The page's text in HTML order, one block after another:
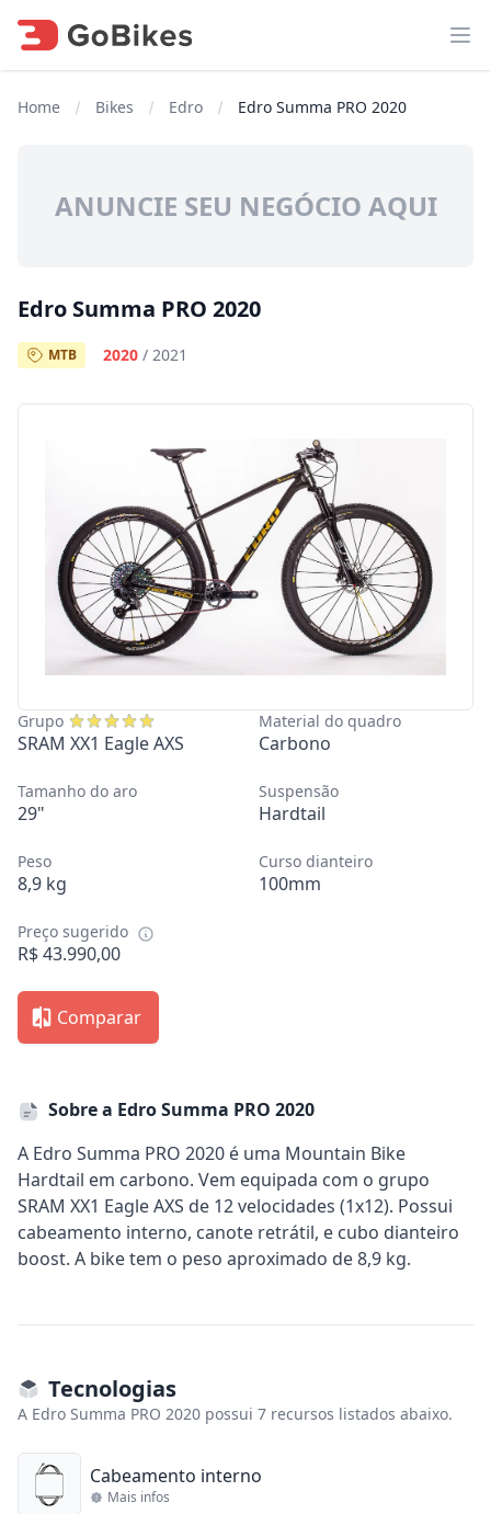
Home Bikes Edro Edro Summa PRO 2020
ANUNCIE SEU NEGÓCIO AQUI
Edro Summa PRO 2020
MTB 2020 / 2021
Grupo
SRAM XX1 Eagle AXS
Material do quadro
Carbono
Tamanho do aro
29"
Suspensão
Hardtail
Peso
8,9 kg
Curso dianteiro
100mm
Preço sugerido
R$ 43.990,00
Comparar
Sobre a Edro Summa PRO 2020
A Edro Summa PRO 2020 é uma Mountain Bike
Hardtail em carbono. Vem equipada com o grupo
SRAM XX1 Eagle AXS de 12 velocidades (1x12). Possui
cabeamento interno, canote retrátil, e cubo dianteiro
boost. A bike tem o peso aproximado de 8,9 kg.
Tecnologias
A Edro Summa PRO 2020 possui 7 recursos listados abaixo.
Cabeamento interno
Mais infos